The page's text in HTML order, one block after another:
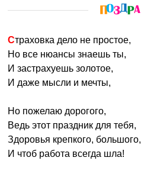
Страховка дело не простое,
Но все нюансы знаешь ты,
И застрахуешь золотое,
И даже мысли и мечты,
Но пожелаю дорогого,
Ведь этот праздник для тебя,
Здоровья крепкого, большого,
И чтоб работа всегда шла!